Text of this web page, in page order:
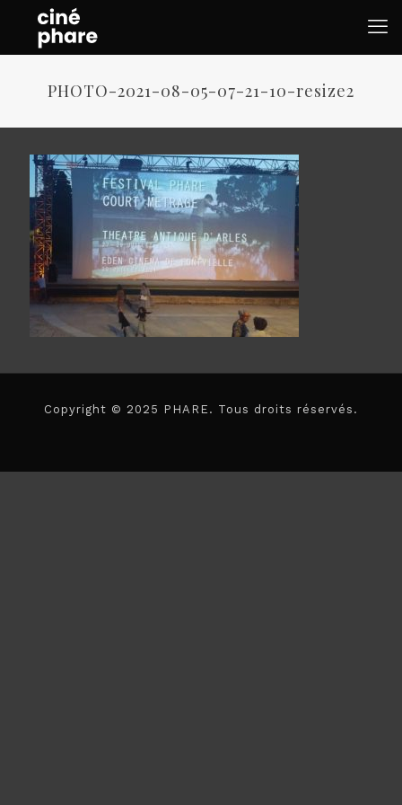
PHOTO-2021-08-05-07-21-10-resize2
Copyright © 2025 PHARE. Tous droits réservés.